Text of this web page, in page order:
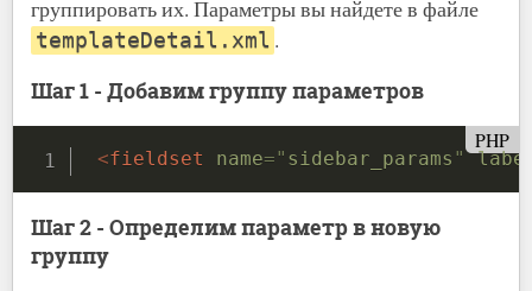
группировать их. Параметры вы найдете в файле
templateDetail.xml .
Шаг 1 - Добавим группу параметров
PHP
<fieldset name=" sidebar_params "
Шаг 2 - Определим параметр в новую
группу